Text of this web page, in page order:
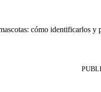
cómo identificarlos y